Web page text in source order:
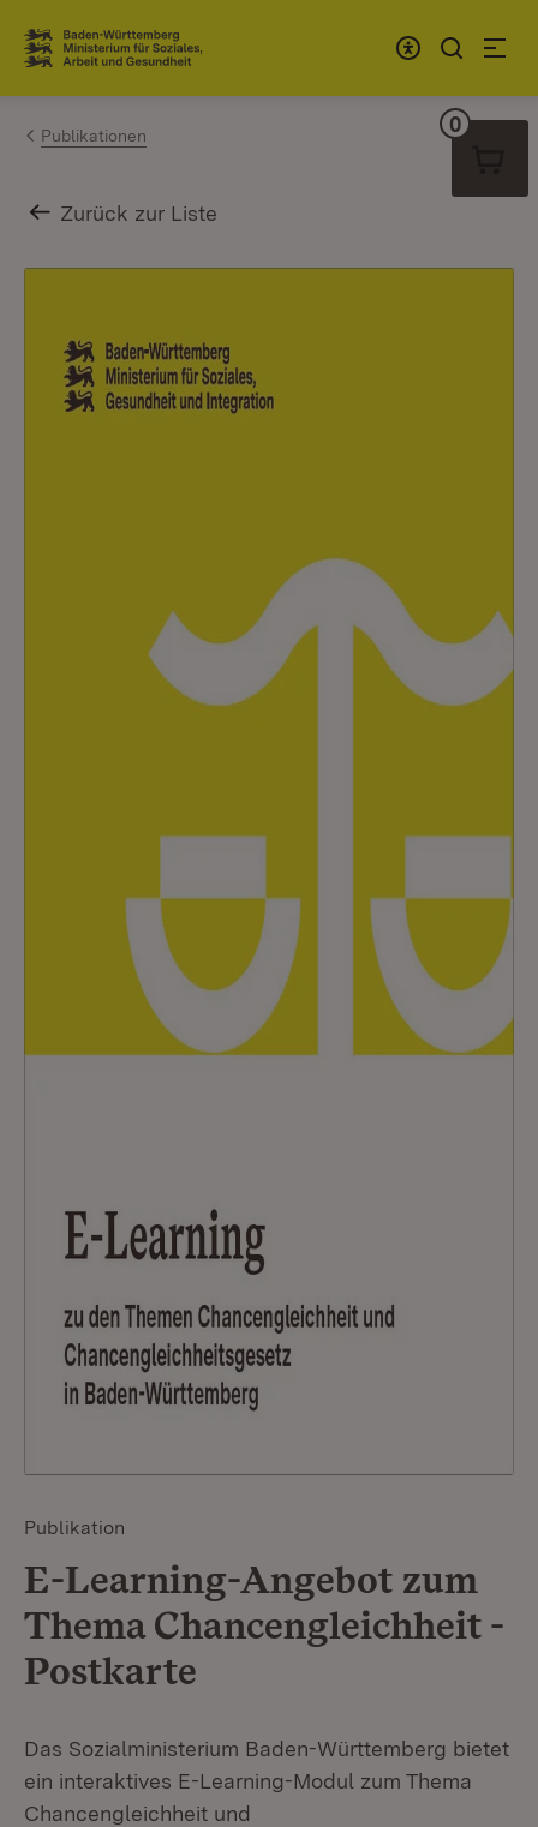
Zum Inhalt springen
Link zur Startseite
Publikationen
Zurück zur Liste
Publikation
E-Learning-Angebot zum
Thema Chancengleichheit -
Postkarte
Das Sozialministerium Baden-Württemberg bietet
ein interaktives E-Learning-Modul zum Thema
Chancengleichheit und
0